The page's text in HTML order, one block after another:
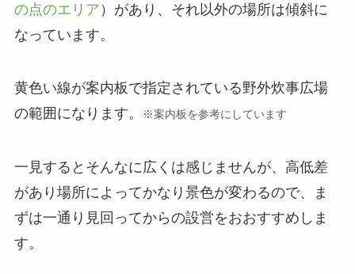
の点のエリア ）があり、それ以外の場所は傾斜に
なっています。
黄色い線が案内板で指定されている野外炊事広場
の範囲になります。
※案内板を参考にしています
一見するとそんなに広くは感じませんが、高低差
があり場所によってかなり景色が変わるので、ま
ずは一通り見回ってからの設営をおおすすめしま
す。